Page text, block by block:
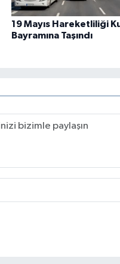
19 Mayıs Hareketliliği
Bayramına Taşındı